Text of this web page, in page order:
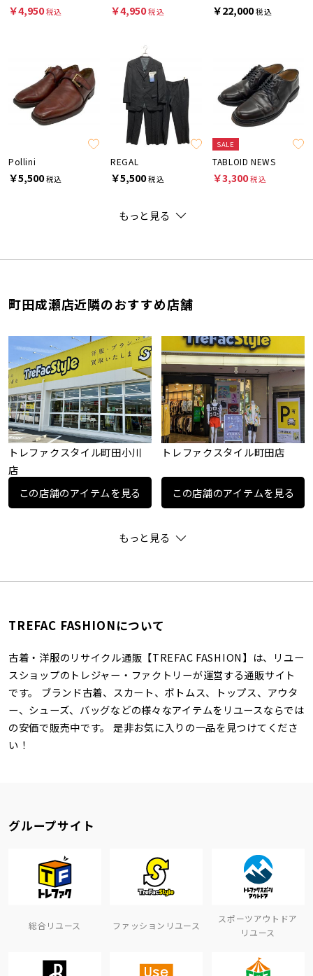
￥4,950税込 ￥4,950税込 ￥22,000税込
Pollini
￥5,500税込
REGAL
￥5,500税込
SALE
TABLOID NEWS
￥3,300税込
もっと見る
町田成瀬店近隣のおすすめ店舗
トレファクスタイル町田小川
店
この店舗のアイテムを見る
トレファクスタイル町田店
この店舗のアイテムを見る
もっと見る
TREFAC FASHIONについて
古着・洋服のリサイクル通販【TREFAC FASHION】は、リユー
スショップのトレジャー・ファクトリーが運営する通販サイト
です。 ブランド古着、スカート、ボトムス、トップス、アウタ
ー、シューズ、バッグなどの様々なアイテムをリユースならでは
の安価で販売中です。 是非お気に入りの一品を見つけてくださ
い！
グループサイト
総合リユース ファッションリユース
スポーツアウトドア
リユース